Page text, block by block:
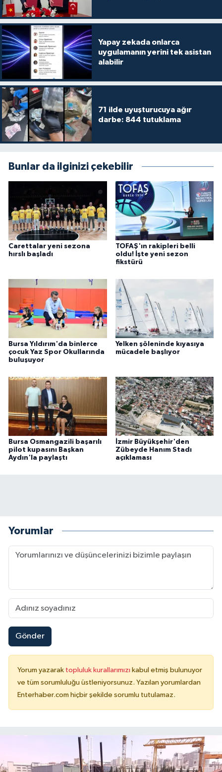
Yapay zekada onlarca
uygulamanın yerini tek asistan
alabilir
71 ilde uyuşturucuya ağır
darbe: 844 tutuklama
Bunlar da ilginizi çekebilir
Carettalar yeni sezona
hırslı başladı
TOFAŞ'ın rakipleri belli
oldu! İşte yeni sezon
fikstürü
Bursa Yıldırım'da binlerce
çocuk Yaz Spor Okullarında
buluşuyor
Yelken şöleninde kıyasıya
mücadele başlıyor
Bursa Osmangazili başarılı
pilot kupasını Başkan
Aydın'la paylaştı
İzmir Büyükşehir'den
Zübeyde Hanım Stadı
açıklaması
Yorumlar
Gönder
Yorum yazarak topluluk kurallarımızı kabul etmiş bulunuyor
ve tüm sorumluluğu üstleniyorsunuz. Yazılan yorumlardan
Enterhaber.com hiçbir şekilde sorumlu tutulamaz.